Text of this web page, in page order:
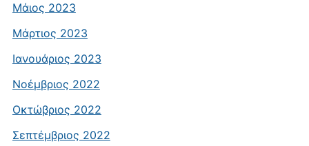
Μάιος 2023
Μάρτιος 2023
Ιανουάριος 2023
Νοέμβριος 2022
Οκτώβριος 2022
Σεπτέμβριος 2022